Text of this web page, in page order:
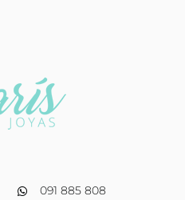
091 885 808